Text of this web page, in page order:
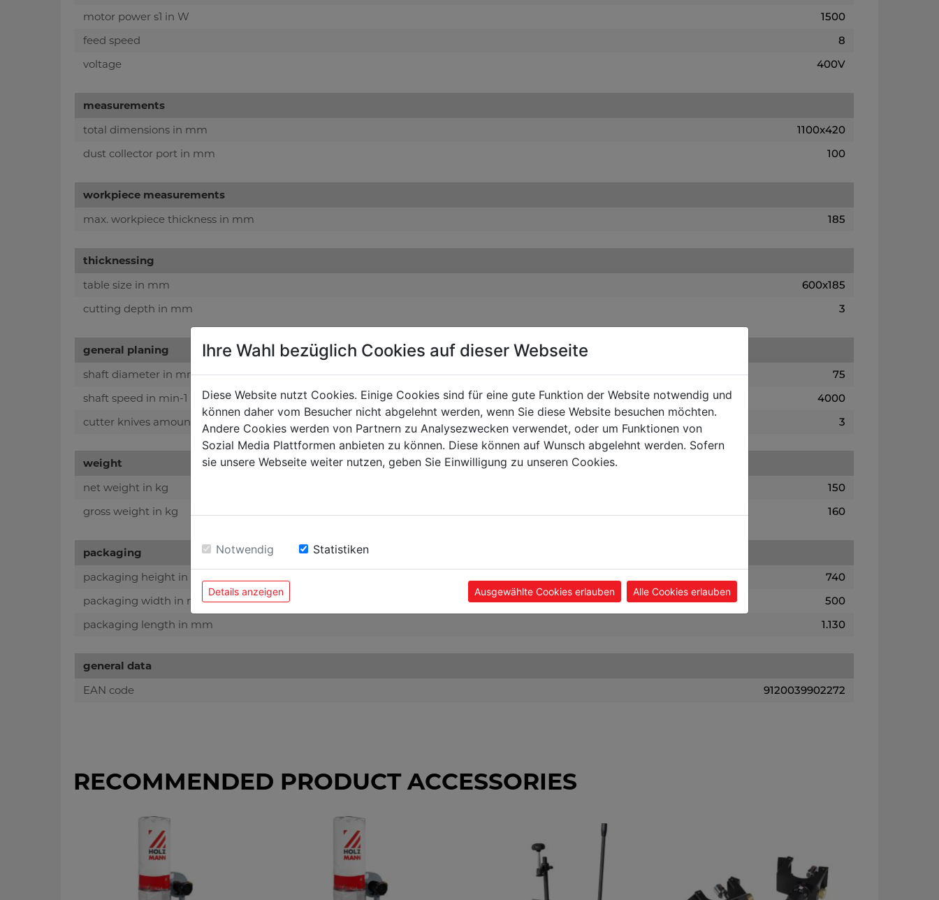
motor power s1 in W
1500
feed speed
8
voltage
400V
measurements
total dimensions in mm
1100x420
dust collector port in mm
100
workpiece measurements
max. workpiece thickness in mm
185
thicknessing
table size in mm
600x185
cutting depth in mm
3
general planing
shaft diameter in mm
75
shaft speed in min-1
4000
cutter knives amount
3
weight
net weight in kg
150
gross weight in kg
160
packaging
packaging height in mm
740
packaging width in mm
500
packaging length in mm
1.130
general data
EAN code
9120039902272
RECOMMENDED PRODUCT ACCESSORIES
Ihre Wahl bezüglich Cookies auf dieser Webseite
Diese Website nutzt Cookies. Einige Cookies sind für eine gute Funktion der Website notwendig und
können daher vom Besucher nicht abgelehnt werden, wenn Sie diese Website besuchen möchten.
Andere Cookies werden von Partnern zu Analysezwecken verwendet, oder um Funktionen von
Sozial Media Plattformen anbieten zu können. Diese können auf Wunsch abgelehnt werden. Sofern
sie unsere Webseite weiter nutzen, geben Sie Einwilligung zu unseren Cookies.
Notwendig Statistiken
Details anzeigen Ausgewählte Cookies erlauben Alle Cookies erlauben